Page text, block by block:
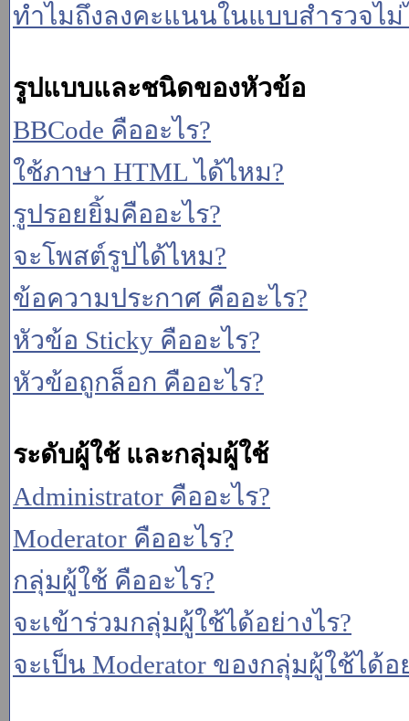
ทำไมถึงลงคะแนนในแบบสำรวจไม่
รูปแบบและชนิดของหัวข้อ
BBCode คืออะไร?
ใช้ภาษา HTML ได้ไหม?
รูปรอยยิ้มคืออะไร?
จะโพสต์รูปได้ไหม?
ข้อความประกาศ คืออะไร?
หัวข้อ Sticky คืออะไร?
หัวข้อถูกล็อก คืออะไร?
ระดับผู้ใช้ และกลุ่มผู้ใช้
Administrator คืออะไร?
Moderator คืออะไร?
กลุ่มผู้ใช้ คืออะไร?
จะเข้าร่วมกลุ่มผู้ใช้ได้อย่างไร?
จะเป็น Moderator ของกลุ่มผู้ใช้ได้อ